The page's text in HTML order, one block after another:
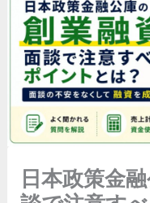
日本政策金